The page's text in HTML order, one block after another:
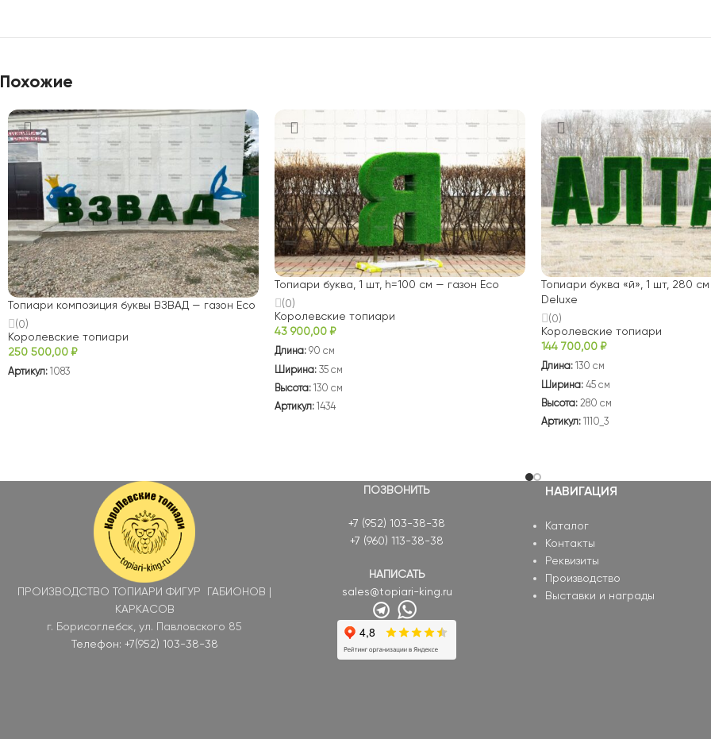
Похожие
Топиари композиция буквы ВЗВАД — газон Eco
(0)
Королевские топиари
250 500,00₽
Артикул: 1083
Топиари буква, 1 шт, h=100 см — газон Eco
(0)
Королевские топиари
43 900,00₽
Длина: 90 см
Ширина: 35 см
Высота: 130 см
Артикул: 1434
Топиари буква «й», 1 шт, 280
Deluxe
(0)
Королевские топиари
144 700,00₽
Длина: 130 см
Ширина: 45 см
Высота: 280 см
Артикул: 1110_3
ПРОИЗВОДСТВО ТОПИАРИ ФИГУР ГАБИОНОВ |
КАРКАСОВ
г. Борисоглебск, ул. Павловского 85
Телефон: +7(952) 103-38-38
ПОЗВОНИТЬ
+7 (952) 103-38-38
+7 (960) 113-38-38
НАПИСАТЬ
sales@topiari-king.ru
НАВИГАЦИЯ
Каталог
Контакты
Реквизиты
Производство
Выставки и награды